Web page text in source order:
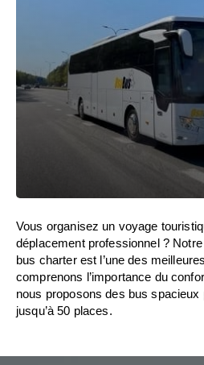
Vous organisez un voyage
déplacement professionnel ?
bus charter est l’une des
comprenons l’importance du
nous proposons des bus spacieux
jusqu’à 50 places.